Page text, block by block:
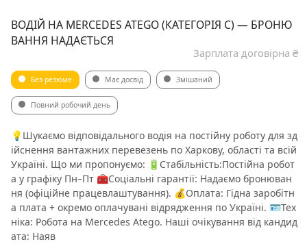
ВОДІЙ НА MERCEDES ATEGO (КАТЕГОРІЯ С) — БРОНЮ
ВАННЯ НАДАЄТЬСЯ
Зарплата договірна ₴
Без резюме Має досвід Змішаний
Повний робочий день
💡​Шукаємо відповідального водія на постійну роботу для зд
ійснення вантажних перевезень по Харкову, області та всій
Україні. ​Що ми пропонуємо: 🔋​Стабільність:Постійна робот
а у графіку Пн–Пт 🧰​Соціальні гарантії: Надаємо бронюван
ня (офіційне працевлаштування). 💰​Оплата: Гідна заробітн
а плата + окремо оплачувані відрядження по Україні. 🪪​Тех
ніка: Робота на Mercedes Atego. ​Наші очікування від кандид
ата: ️​Наяв